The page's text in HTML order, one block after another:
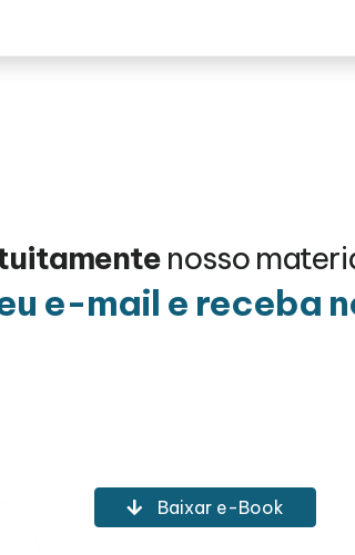
nosso
e-mail e receba
Baixar e-Book